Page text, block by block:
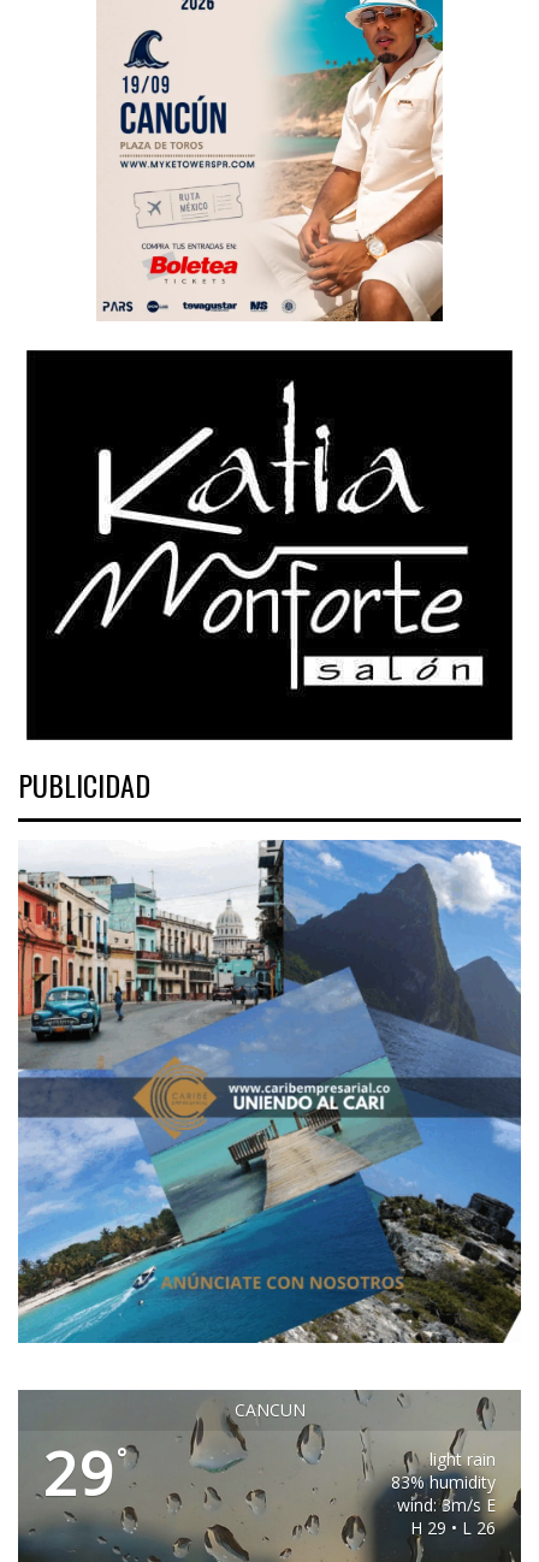
PUBLICIDAD
CANCUN
29°
light rain
83% humidity
wind: 3m/s E
H 29 • L 26